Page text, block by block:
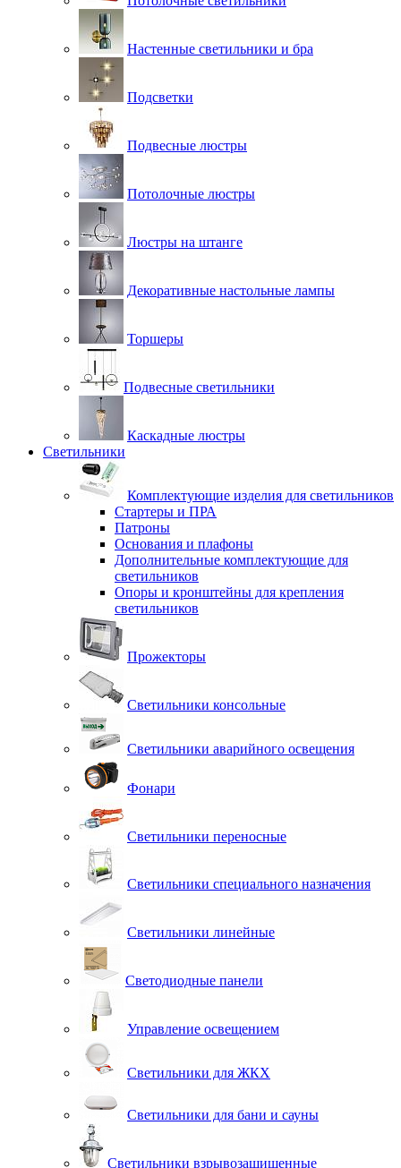
Настенные светильники и бра
Подсветки
Подвесные люстры
Потолочные люстры
Люстры на штанге
Декоративные настольные лампы
Торшеры
Подвесные светильники
Каскадные люстры
Светильники
Комплектующие изделия для светильников
Стартеры и ПРА
Патроны
Основания и плафоны
Дополнительные комплектующие для
светильников
Опоры и кронштейны для крепления
светильников
Прожекторы
Светильники консольные
Светильники аварийного освещения
Фонари
Светильники переносные
Светильники специального назначения
Светильники линейные
Светодиодные панели
Управление освещением
Светильники для ЖКХ
Светильники для бани и сауны
Светильники взрывозащищенные